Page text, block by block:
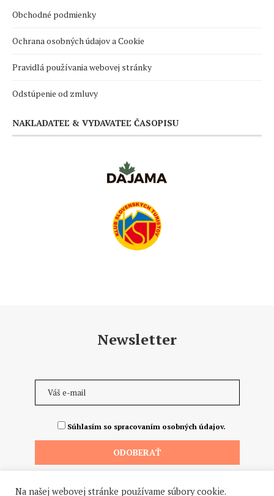
Obchodné podmienky
Ochrana osobných údajov a Cookie
Pravidlá používania webovej stránky
Odstúpenie od zmluvy
NAKLADATEĽ & VYDAVATEĽ ČASOPISU
Newsletter
Súhlasím so spracovaním osobných údajov.
Na našej webovej stránke používame súbory cookie.